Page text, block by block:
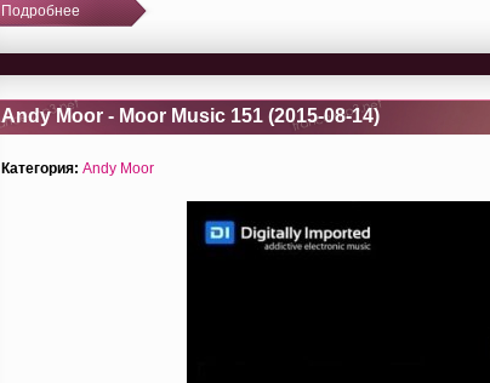
Подробнее
Andy Moor - Moor Music 151 (2015-08-14)
Категория: Andy Moor